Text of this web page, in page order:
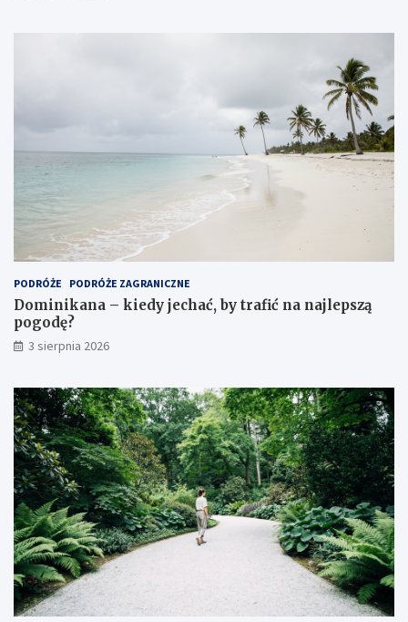
PODRÓŻE PODRÓŻE ZAGRANICZNE
Dominikana – kiedy jechać, by trafić na najlepszą
pogodę?
3 sierpnia 2026